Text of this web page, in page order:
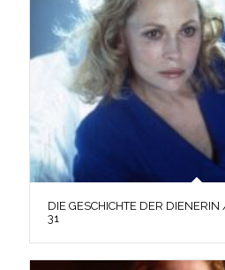
DIE GESCHICHTE DER
31